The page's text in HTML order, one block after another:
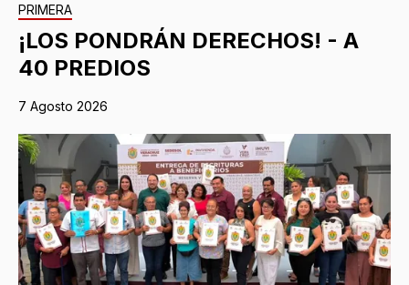
PRIMERA
¡LOS PONDRÁN DERECHOS! - A
40 PREDIOS
7 Agosto 2026